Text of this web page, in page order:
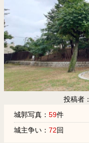
投稿者：
城郭写真： 59件
城主争い： 72回